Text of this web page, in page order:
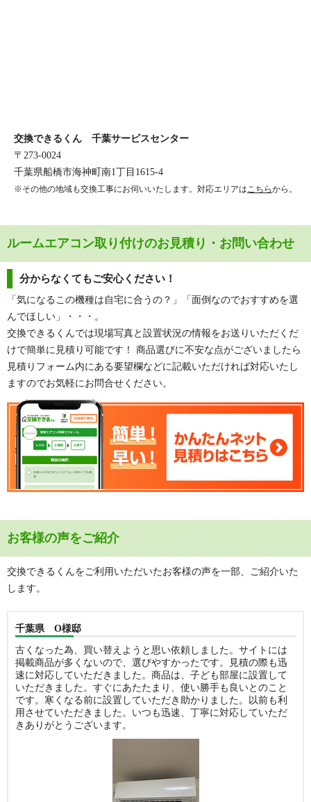
交換できるくん 千葉サービスセンター
〒273-0024
千葉県船橋市海神町南1丁目1615-4
※その他の地域も交換工事にお伺いいたします。対応エリアはこちらから。
ルームエアコン取り付けのお見積り・お問い合わせ
分からなくてもご安心ください！
「気になるこの機種は自宅に合うの？」「面倒なのでおすすめを選
んでほしい」・・・。
交換できるくんでは現場写真と設置状況の情報をお送りいただくだ
けで簡単に見積り可能です！ 商品選びに不安な点がございましたら
見積りフォーム内にある要望欄などに記載いただければ対応いたし
ますのでお気軽にお問合せください。
お客様の声をご紹介
交換できるくんをご利用いただいたお客様の声を一部、ご紹介いた
します。
千葉県 O様邸
古くなった為、買い替えようと思い依頼しました。サイトには
掲載商品が多くないので、選びやすかったです。見積の際も迅
速に対応していただきました。商品は、子ども部屋に設置して
いただきました。すぐにあたたまり、使い勝手も良いとのこと
です。寒くなる前に設置していただき助かりました。以前も利
用させていただきました。いつも迅速、丁寧に対応していただ
きありがとうございます。